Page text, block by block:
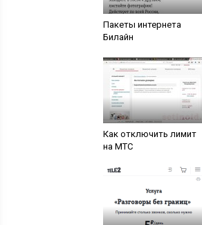
Пакеты интернета
Билайн
Как отключить лимит
на МТС